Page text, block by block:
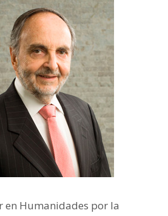
en Humanidades por la